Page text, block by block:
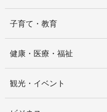
子育て・教育
健康・医療・福祉
観光・イベント